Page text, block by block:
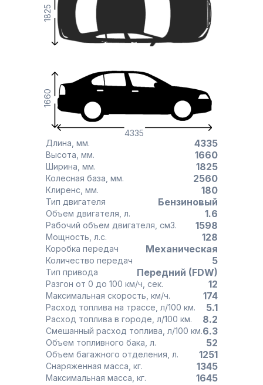
4335
1660
1825
Длина, мм. 4335
Высота, мм. 1660
Ширина, мм. 1825
Колесная база, мм. 2560
Клиренс, мм. 180
Тип двигателя Бензиновый
Объем двигателя, л. 1.6
Рабочий объем двигателя, см3. 1598
Мощность, л.с. 128
Коробка передач Механическая
Количество передач 5
Тип привода Передний (FDW)
Разгон от 0 до 100 км/ч, сек. 12
Максимальная скорость, км/ч. 174
Расход топлива на трассе, л/100 км. 5.1
Расход топлива в городе, л/100 км. 8.2
Смешанный расход топлива, л/100 км.6.3
Объем топливного бака, л. 52
Объем багажного отделения, л. 1251
Снаряженная масса, кг. 1345
Максимальная масса, кг. 1645